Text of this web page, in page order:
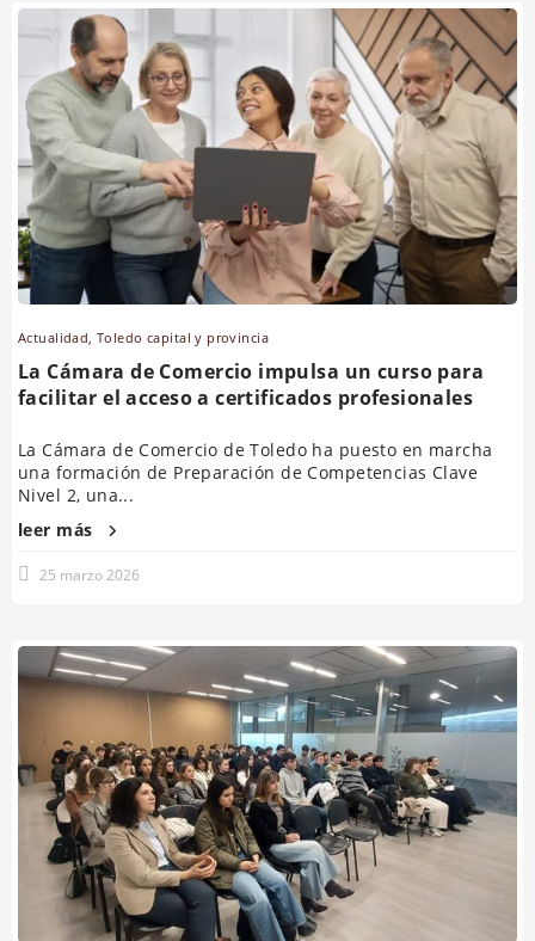
Actualidad,Toledo capital y provincia
La Cámara de Comercio impulsa un curso para
facilitar el acceso a certificados profesionales
La Cámara de Comercio de Toledo ha puesto en marcha
una formación de Preparación de Competencias Clave
Nivel 2, una...
leer más
25 marzo 2026